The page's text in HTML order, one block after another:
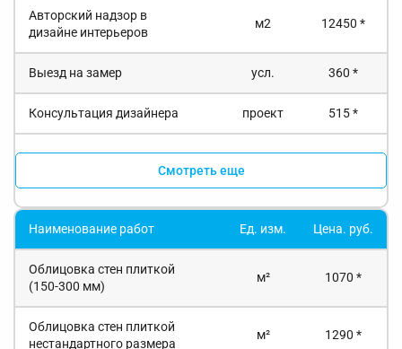
Авторский надзор в
дизайне интерьеров
м2 12450 *
Выезд на замер усл. 360 *
Консультация дизайнера проект 515 *
Смотреть еще
Наименование работ Ед. изм. Цена. руб.
Облицовка стен плиткой
(150-300 мм)
м² 1070 *
Облицовка стен плиткой
нестандартного размера
м² 1290 *